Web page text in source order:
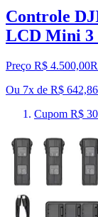
Controle
LCD Mini 3
Preço R$ 4.500,00
Ou 7x de R$
Cupom R$